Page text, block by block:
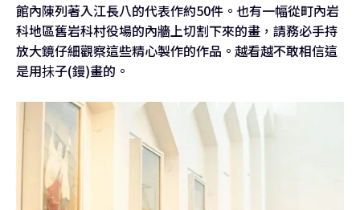
館內陳列著入江長八的代表作約50件。也有一幅從町內岩
科地區舊岩科村役場的內牆上切割下來的畫，請務必手持
放大鏡仔細觀察這些精心製作的作品。越看越不敢相信這
是用抺子(鏝)畫的。